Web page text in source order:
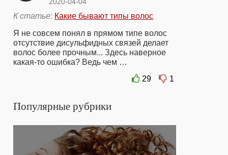
К статье: Какие бывают типы волос
Я не совсем понял в прямом типе волос
отсутствие дисульфидных связей делает
волос более прочным... Здесь наверное
какая-то ошибка? Ведь чем …
29
1
Популярные рубрики